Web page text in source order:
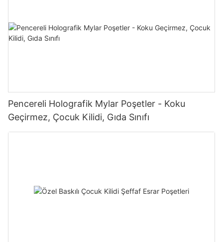
Pencereli Holografik Mylar Poşetler - Koku
Geçirmez, Çocuk Kilidi, Gıda Sınıfı